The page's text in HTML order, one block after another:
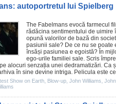
autoportretul lui Spielberg
The Fabelmans evocă farmecul
rădăcina sentimentului de uimire
opună valorilor de bază din
pasiunii sale? De ce nu se poate
însăși pasiunea e egoistă? În
ego-urile familiei sale. Scris
alocuri senzația unei dedramatizări. Ca
în sine devine intriga. Pelicula este
Show on Earth Blow-up John Williams